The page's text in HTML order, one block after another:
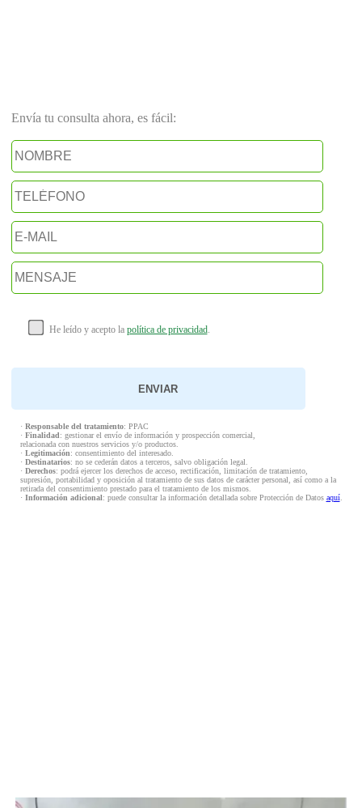
Envía tu consulta ahora, es fácil:
He leído y acepto la política de privacidad.
· Responsable del tratamiento: PPAC
· Finalidad: gestionar el envío de información y prospección comercial,
relacionada con nuestros servicios y/o productos.
· Legitimación: consentimiento del interesado.
· Destinatarios: no se cederán datos a terceros, salvo obligación legal.
· Derechos: podrá ejercer los derechos de acceso, rectificación, limitación de tratamiento,
supresión, portabilidad y oposición al tratamiento de sus datos de carácter personal, así como a la
retirada del consentimiento prestado para el tratamiento de los mismos.
· Información adicional: puede consultar la información detallada sobre Protección de Datos aquí.